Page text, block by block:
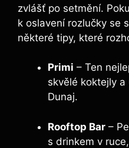
zvlášť po setmění.
k oslavení rozlučky se
některé tipy, které
Primi – Ten
skvělé koktejly
Dunaj.
Rooftop Bar –
s drinkem v